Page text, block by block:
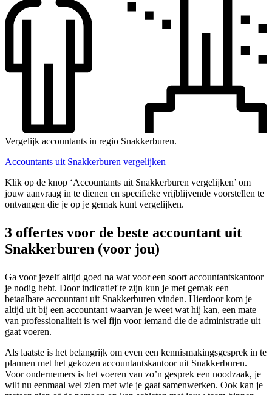
Vergelijk accountants in regio Snakkerburen.
Accountants uit Snakkerburen vergelijken
Klik op de knop ‘Accountants uit Snakkerburen vergelijken’ om
jouw aanvraag in te dienen en specifieke vrijblijvende voorstellen te
ontvangen die je op je gemak kunt vergelijken.
3 offertes voor de beste accountant uit
Snakkerburen (voor jou)
Ga voor jezelf altijd goed na wat voor een soort accountantskantoor
je nodig hebt. Door indicatief te zijn kun je met gemak een
betaalbare accountant uit Snakkerburen vinden. Hierdoor kom je
altijd uit bij een accountant waarvan je weet wat hij kan, een mate
van professionaliteit is wel fijn voor iemand die de administratie uit
gaat voeren.
Als laatste is het belangrijk om even een kennismakingsgesprek in te
plannen met het gekozen accountantskantoor uit Snakkerburen.
Voor ondernemers is het voeren van zo’n gesprek een noodzaak, je
wilt nu eenmaal wel zien met wie je gaat samenwerken. Ook kan je